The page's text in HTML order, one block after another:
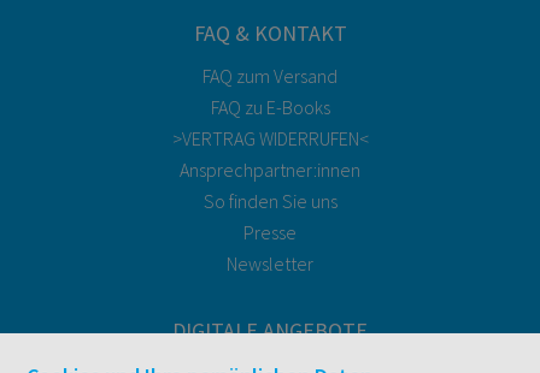
FAQ & KONTAKT
FAQ zum Versand
FAQ zu E-Books
>VERTRAG WIDERRUFEN<
Ansprechpartner:innen
So finden Sie uns
Presse
Newsletter
DIGITALE ANGEBOTE